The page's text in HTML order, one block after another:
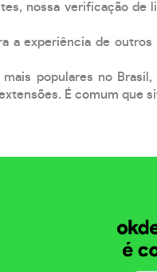
nossa verificação
a experiência de
populares no
É comum que